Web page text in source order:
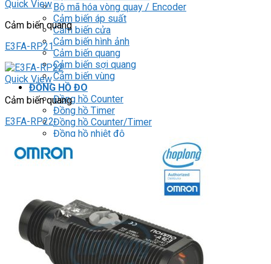
Bộ mã hóa vòng quay / Encoder
Cảm biến áp suất
Cảm biến cửa
Cảm biến hình ảnh
Cảm biến quang
Cảm biến sợi quang
Cảm biến vùng
ĐỒNG HỒ ĐO
Đồng hồ Counter
Đồng hồ Timer
Đồng hồ Counter/Timer
Đồng hồ nhiệt độ
Đồng hồ đo xung/ tốc độ
Đồng hồ đo hiển thị số
Relay thời gian
Relay an toàn
Relay bảo vệ động cơ 3P
THIẾT BỊ ĐÓNG CẮT
Contactor
Quick View
Cảm biến quang
E3FA-RP21
Quick View
Cảm biến quang
E3FA-RP22